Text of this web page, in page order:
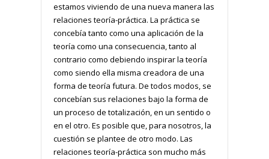
estamos viviendo de una nueva manera las
relaciones teoría-práctica. La práctica se
concebía tanto como una aplicación de la
teoría como una consecuencia, tanto al
contrario como debiendo inspirar la teoría
como siendo ella misma creadora de una
forma de teoría futura. De todos modos, se
concebían sus relaciones bajo la forma de
un proceso de totalización, en un sentido o
en el otro. Es posible que, para nosotros, la
cuestión se plantee de otro modo. Las
relaciones teoría-práctica son mucho más